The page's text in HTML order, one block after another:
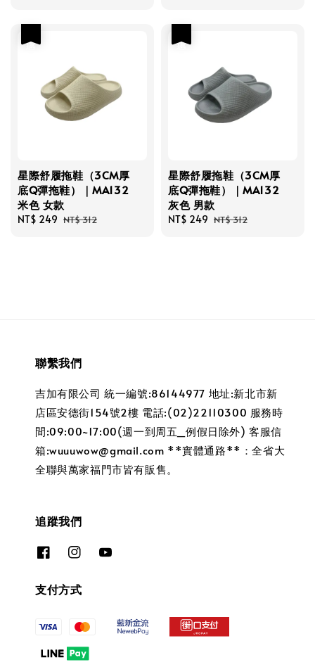
星際舒履拖鞋（3CM厚
底Q彈拖鞋）｜MA132
米色 女款
Sale
NT$ 249 Regular
NT$ 312
星際舒履拖鞋（3CM厚
底Q彈拖鞋）｜MA132
灰色 男款
Sale
NT$ 249 Regular
NT$ 312
聯繫我們
吉加有限公司 統一編號:86144977 地址:新北市新
店區安德街154號2樓 電話:(02)22110300 服務時
間:09:00~17:00(週一到周五_例假日除外) 客服信
箱:wuuuwow@gmail.com **實體通路**：全省大
全聯與萬家福門市皆有販售。
追蹤我們
支付方式